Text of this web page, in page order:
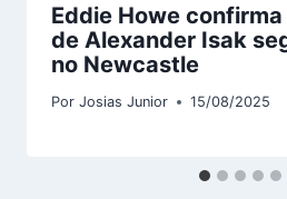
Eddie Howe
de Alexander Isak
no Newcastle
Por Josias Junior 15/08/2025